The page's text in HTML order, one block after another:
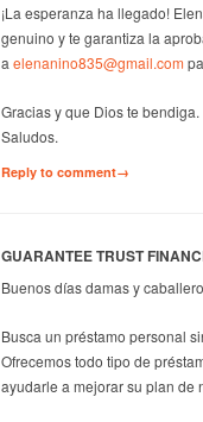
¡La esperanza ha llegado!
genuino y te garantiza la
a elenanino835@gmail.com
Gracias y que Dios te bendiga.
Saludos.
Reply to comment→
GUARANTEE TRUST
Buenos días damas y
Busca un préstamo personal
Ofrecemos todo tipo de
ayudarle a mejorar su plan de